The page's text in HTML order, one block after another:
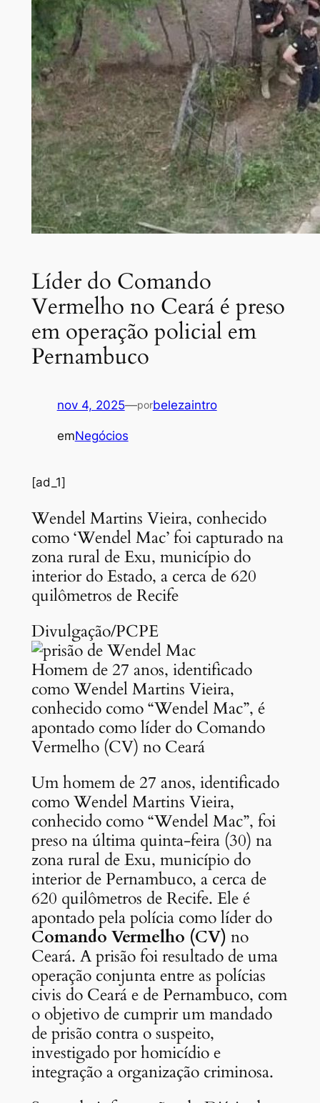
Líder do Comando
Vermelho no Ceará é preso
em operação policial em
Pernambuco
nov 4, 2025—porbelezaintro
emNegócios
[ad_1]
Wendel Martins Vieira, conhecido
como ‘Wendel Mac’ foi capturado na
zona rural de Exu, município do
interior do Estado, a cerca de 620
quilômetros de Recife
Divulgação/PCPE
Homem de 27 anos, identificado
como Wendel Martins Vieira,
conhecido como “Wendel Mac”, é
apontado como líder do Comando
Vermelho (CV) no Ceará
Um homem de 27 anos, identificado
como Wendel Martins Vieira,
conhecido como “Wendel Mac”, foi
preso na última quinta-feira (30) na
zona rural de Exu, município do
interior de Pernambuco, a cerca de
620 quilômetros de Recife. Ele é
apontado pela polícia como líder do
Comando Vermelho (CV) no
Ceará. A prisão foi resultado de uma
operação conjunta entre as polícias
civis do Ceará e de Pernambuco, com
o objetivo de cumprir um mandado
de prisão contra o suspeito,
investigado por homicídio e
integração a organização criminosa.